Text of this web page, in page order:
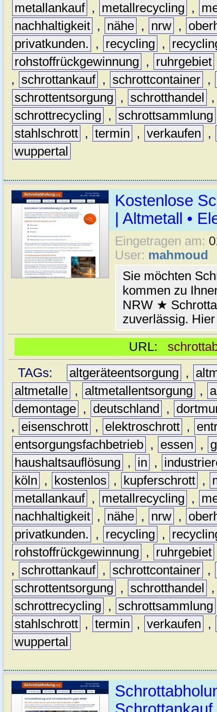
metallankauf , metallrecycling ,
nachhaltigkeit , nähe , nrw ,
privatkunden.
, recycling ,
rohstoffrückgewinnung
, ruhrgebiet
,
schrottankauf , schrottcontainer ,
schrottentsorgung
, schrotthandel
schrottrecycling
, schrottsammlung
stahlschrott , termin , verkaufen
,
wuppertal
Kostenlose
| Altmetall •
Eingetragen am:
User: mahmoud
Sie möchten
kommen zu
NRW ★
zuverlässig.
URL:
TAGs:
altgeräteentsorgung ,
altmetalle , altmetallentsorgung ,
demontage , deutschland ,
,
eisenschrott , elektroschrott ,
entsorgungsfachbetrieb , essen ,
haushaltsauflösung
, in ,
köln
, kostenlos , kupferschrott ,
metallankauf , metallrecycling ,
nachhaltigkeit , nähe , nrw ,
privatkunden.
, recycling ,
rohstoffrückgewinnung
, ruhrgebiet
,
schrottankauf , schrottcontainer ,
schrottentsorgung
, schrotthandel
schrottrecycling
, schrottsammlung
stahlschrott , termin , verkaufen
,
wuppertal